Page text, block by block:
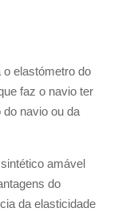
o elastómetro do
faz o navio ter
navio ou da
amável
do
da elasticidade